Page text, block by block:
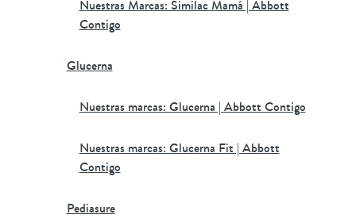
Nuestras Marcas: Similac Mamá | Abbott
Contigo
Glucerna
Nuestras marcas: Glucerna | Abbott Contigo
Nuestras marcas: Glucerna Fit | Abbott
Contigo
Pediasure